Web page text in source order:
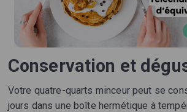
Conservation et
Votre quatre-quarts minceur peut se
jours dans une boîte hermétique à